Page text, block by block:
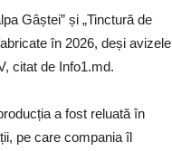
Gâștei” și „Tinctură de
în 2026, deși avizele
citat de Info1.md.
a fost reluată în
pe care compania îl